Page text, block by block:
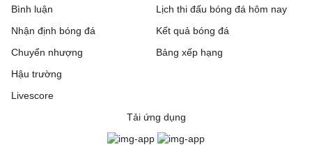
Bình luận
Nhận định bóng đá
Chuyển nhượng
Hậu trường
Livescore
Lịch thi đấu bóng đá hôm nay
Kết quả bóng đá
Bảng xếp hạng
Tải ứng dụng